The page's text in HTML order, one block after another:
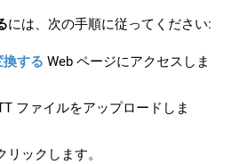
には、次の手順に従ってください:
換する Web ページにアクセスしま
ファイルをアップロードしま
リックします。